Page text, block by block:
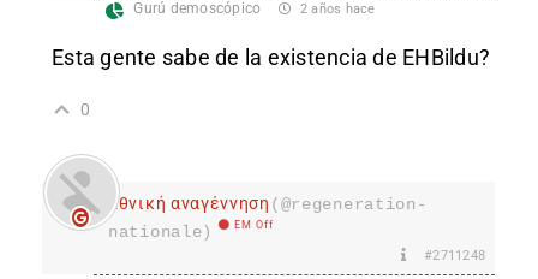
Gurú demoscópico 2 años hace
Esta gente sabe de la existencia de EHBildu?
0
Εθνική αναγέννηση (@regeneration-
nationale)
EM Off
#2711248